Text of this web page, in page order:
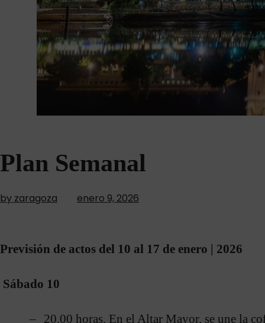
Plan Semanal
by zaragoza enero 9, 2026
Previsión de actos del 10 al 17 de enero | 2026
Sábado 10
20.00 horas. En el Altar Mayor, se une la